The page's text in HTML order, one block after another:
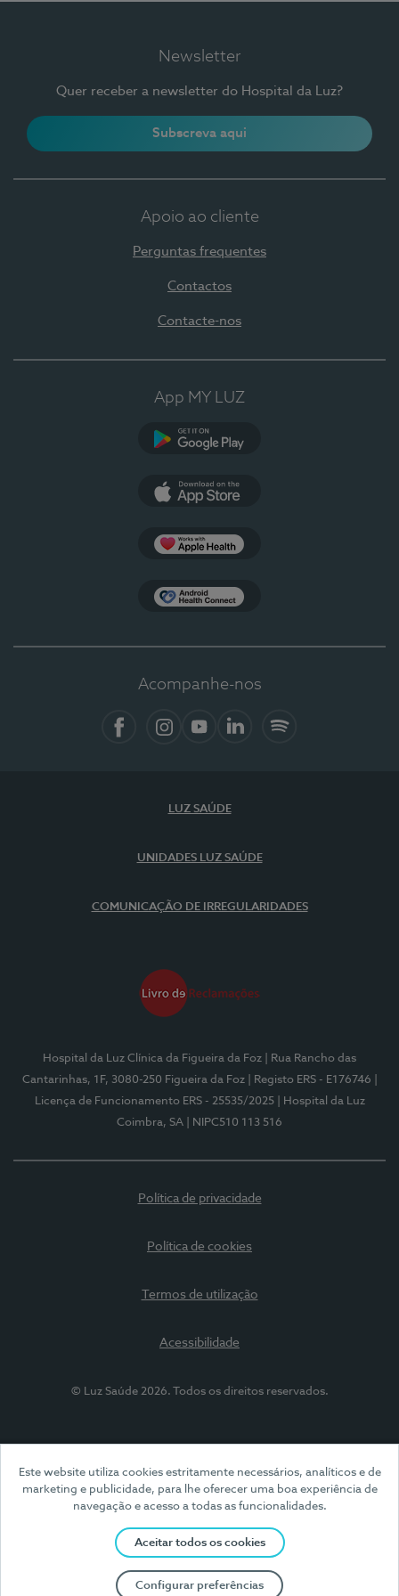
Este website utiliza cookies estritamente necessários, analíticos e de
marketing e publicidade, para lhe oferecer uma boa experiência de
navegação e acesso a todas as funcionalidades.
Aceitar todos os cookies
Configurar preferências
Newsletter
Quer receber a newsletter do Hospital da Luz?
Subscreva aqui
Apoio ao cliente
Perguntas frequentes
Contactos
Contacte-nos
App MY LUZ
Acompanhe-nos
LUZ SAÚDE
UNIDADES LUZ SAÚDE
COMUNICAÇÃO DE IRREGULARIDADES
Hospital da Luz Clínica da Figueira da Foz
| Rua Rancho das
Cantarinhas, 1F, 3080-250 Figueira da Foz
| Registo ERS - E176746
Licença de Funcionamento ERS - 25535/2025
| Hospital da Luz
Coimbra, SA
| NIPC510 113 516
Política de privacidade
Política de cookies
Termos de utilização
Acessibilidade
© Luz Saúde 2026. Todos os direitos reservados.